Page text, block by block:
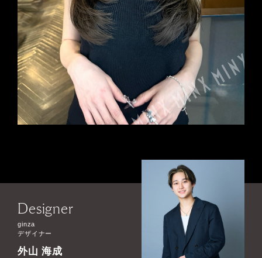
Designer
ginza
デザイナー
外山 海成